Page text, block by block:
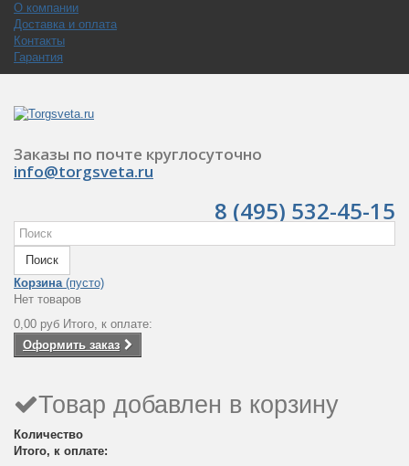
О компании
Доставка и оплата
Контакты
Гарантия
Заказы по почте круглосуточно
info@torgsveta.ru
8 (495) 532-45-15
Поиск
Корзина (пусто)
Нет товаров
0,00 руб Итого, к оплате:
Оформить заказ
Товар добавлен в корзину
Количество
Итого, к оплате: